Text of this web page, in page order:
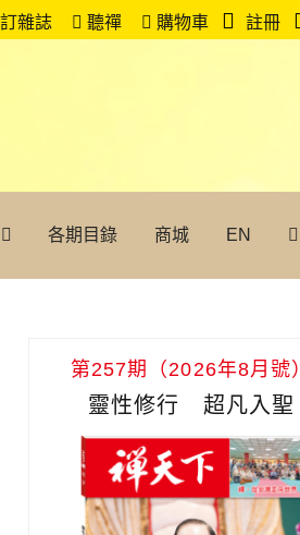
訂雜誌 聽禪 購物車 註冊
各期目錄 商城 EN
第257期（2026年8月號
靈性修行 超凡入聖